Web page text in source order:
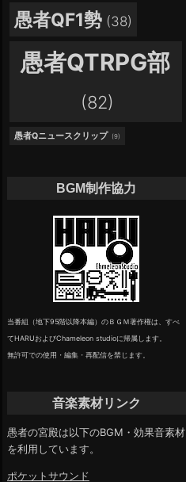
愚者QF1勢 (38)
愚者QTRPG部
(82)
愚者Qニュースクリップ (9)
BGM制作協力
当番組（地下95階以降本編）のＢＧＭ著作権は、すべ
てHARUおよびChameleon studioに帰属します。
無許可での使用・編集・再配信を禁じます。
音楽素材リンク
愚者の宮殿は以下のBGM・効果音素材
を利用しています。
ポケットサウンド